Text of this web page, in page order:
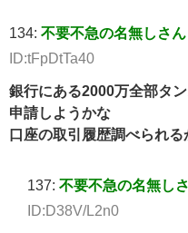
134: 不要不急の名無しさん
ID:tFpDtTa40
銀行にある2000万全部タ
申請しようかな
口座の取引履歴調べられる
137: 不要不急の名無し
ID:D38V/L2n0